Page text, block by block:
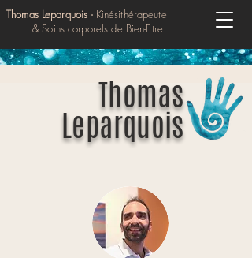
Thomas Leparquois - Kinésithérapeute
& Soins corporels de Bien-Etre
Thomas
Leparquois